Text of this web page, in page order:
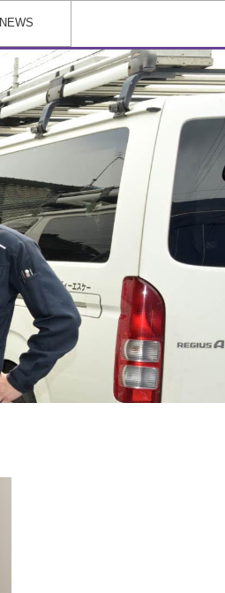
NEWS